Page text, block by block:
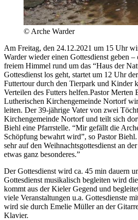
© Arche Warder
Am Freitag, den 24.12.2021 um 15 Uhr
Warder wieder einen Gottesdienst geben
freiem Himmel rund um das “Haus der
Gottesdienst los geht, startet um 12 Uhr
Futtertour durch den Tierpark und Kinder
Verteilen des Futters helfen.Pastor Merten
Lutherischen Kirchengemeinde Nortorf
leiten. Der 39-jährige Vater von zwei
Kirchengemeinde Nortorf und teilt sich
Biehl eine Pfarrstelle. “Mir gefällt die
Schöpfung bewahrt wird”, so Pastor
sehr auf den Weihnachtsgottesdienst an
etwas ganz besonderes.”
Der Gottesdienst wird ca. 45 min dauern
Gottesdienst musikalisch begleiten wird
kommt aus der Kieler Gegend und
viele Veranstaltungen u.a. Gottesdienste
wird sie durch Emelie Müller an der
Klavier.